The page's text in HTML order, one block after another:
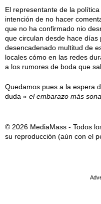
El representante de la
intención de no hacer
que no ha confirmado nio
que circulan desde hace días
desencadenado multitud de
locales cómo en las redes
a los rumores de boda que
Quedamos pues a la espera
duda « el embarazo más
© 2026 MediaMass - Todos
su reproducción (aún con el